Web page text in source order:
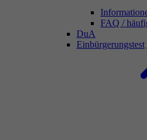
FAQ /
DuA
Einbürgerungstest